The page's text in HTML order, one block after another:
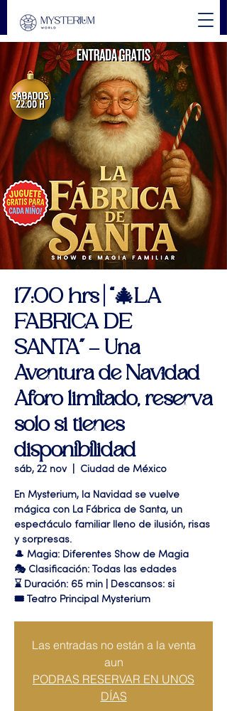
17:00 hrs | “🎄LA
FABRICA DE
SANTA" – Una
Aventura de Navidad
Aforo limitado, reserva
solo si tienes
disponibilidad
sáb, 22 nov
  |
Ciudad de México
En Mysterium, la Navidad se vuelve
mágica con La Fábrica de Santa, un
espectáculo familiar lleno de ilusión, risas
y sorpresas.
🎩 Magia: Diferentes Show de Magia
🎭 Clasificación: Todas las edades
⌛ Duración: 65 min | Descansos: si
🎟 Teatro Principal Mysterium
Las entradas no están a la venta
aun
PODRAS RESERVAR EN UNOS
DÍAS